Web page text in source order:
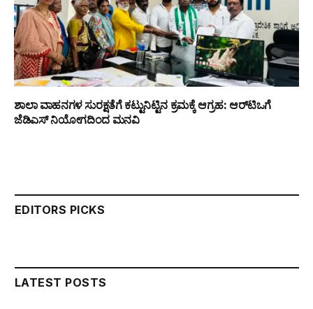
ಶಾಲಾ ವಾಹನಗಳ ಸುರಕ್ಷತೆಗೆ ಕಟ್ಟುನಿಟ್ಟಿನ ಕ್ರಮಕ್ಕೆ ಆಗ್ರಹ: ಆರ್‌ಟಿಒಗೆ
ಜೆಡಿಎಸ್ ನಿಯೋಗದಿಂದ ಮನವಿ
EDITORS PICKS
LATEST POSTS